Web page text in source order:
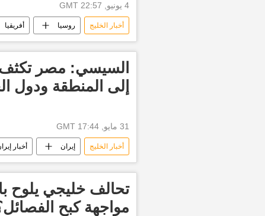
4 يونيو, 22:57 GMT
أخبار الخليج روسيا أفريقيا
منتدى سان بطرسبورغ الاقتصادي الدولي 2026
السيسي: مصر تكثف
إلى المنطقة ودول
31 مايو, 17:44 GMT
أخبار الخليج إيران أخبار
أخبار مصر الآن أخبار فرنسا
العالم
تحالف خليجي يلوح
مواجهة كبح